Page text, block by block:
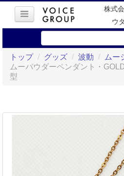
株式
ウ
トップ / グッズ / 波動 / ムー
ムーパウダーペンダント・
型